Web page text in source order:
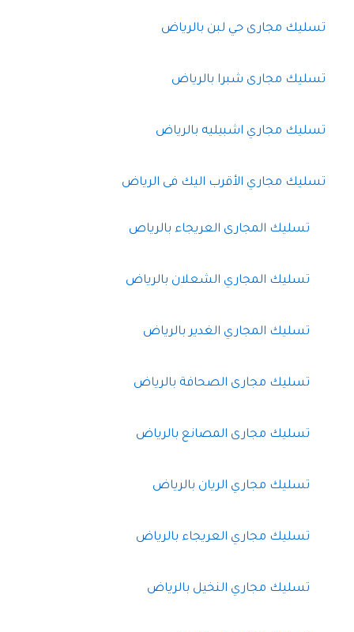
تسليك مجارى حي لبن بالرياض
تسليك مجارى شبرا بالرياض
تسليك مجاري اشبيليه بالرياض
تسليك مجاري الأقرب اليك فى الرياض
تسليك المجارى العريجاء بالرياص
تسليك المجاري الشعلان بالرياض
تسليك المجاري الغدير بالرياض
تسليك مجارى الصحافة بالرياض
تسليك مجارى المصانع بالرياض
تسليك مجاري الريان بالرياض
تسليك مجاري العريجاء بالرياض
تسليك مجاري النخيل بالرياض